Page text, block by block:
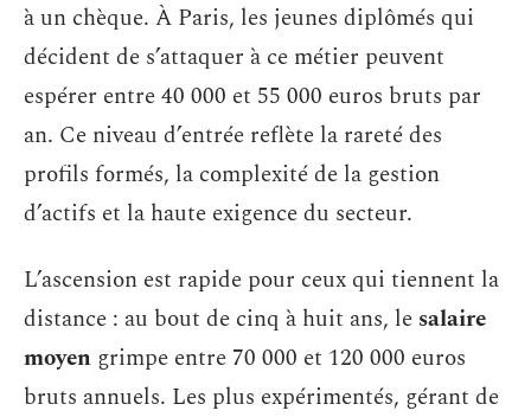
à un chèque. À Paris, les jeunes diplômés qui
décident de s’attaquer à ce métier peuvent
espérer entre 40 000 et 55 000 euros bruts par
an. Ce niveau d’entrée reflète la rareté des
profils formés, la complexité de la gestion
d’actifs et la haute exigence du secteur.
L’ascension est rapide pour ceux qui tiennent la
distance : au bout de cinq à huit ans, le salaire
moyen grimpe entre 70 000 et 120 000 euros
bruts annuels. Les plus expérimentés, gérant de